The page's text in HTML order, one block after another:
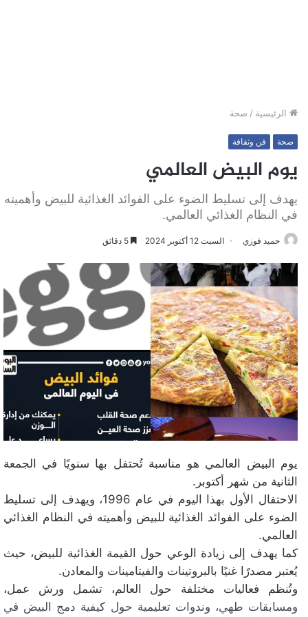
الرئيسية / صحة
صحة فن وثقافة
يوم البيض العالمي
يهدف إلى تسليط الضوء على الفوائد الغذائية للبيض وأهميته
في النظام الغذائي العالمي.
حميد فوزي السبت 12 أكتوبر 2024
يوم البيض العالمي هو مناسبة تُحتفل بها سنويًا في الجمعة
الثانية من شهر أكتوبر.
الاحتفال الأول بهذا اليوم في عام 1996، ويهدف إلى تسليط
الضوء على الفوائد الغذائية للبيض وأهميته في النظام الغذائي
العالمي.
كما يهدف إلى زيادة الوعي حول القيمة الغذائية للبيض، حيث
يُعتبر مصدرًا غنيًا بالبروتينات والفيتامينات والمعادن.
وتُنظم فعاليات مختلفة حول العالم، تشمل ورش عمل،
ومسابقات طهي، وندوات تعليمية حول كيفية دمج البيض في